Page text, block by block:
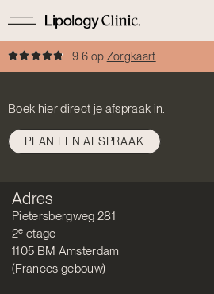
9.6 op Zorgkaart
Boek hier direct je afspraak in.
PLAN EEN AFSPRAAK
Adres
Pietersbergweg 281
2e etage
1105 BM Amsterdam
(Frances gebouw)